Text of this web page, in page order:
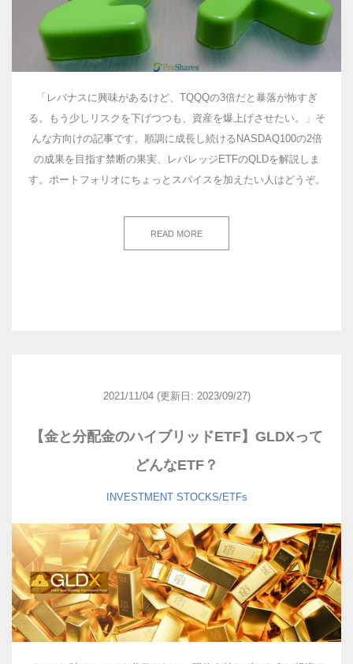
「レバナスに興味があるけど、TQQQの3倍だと暴落が怖すぎ
る。もう少しリスクを下げつつも、資産を爆上げさせたい。」そ
んな方向けの記事です。順調に成長し続けるNASDAQ100の2倍
の成果を目指す禁断の果実、レバレッジETFのQLDを解説しま
す。ポートフォリオにちょっとスパイスを加えたい人はどうぞ。
READ MORE
2021/11/04 (更新日: 2023/09/27)
【金と分配金のハイブリッドETF】GLDXって
どんなETF？
INVESTMENT STOCKS/ETFs